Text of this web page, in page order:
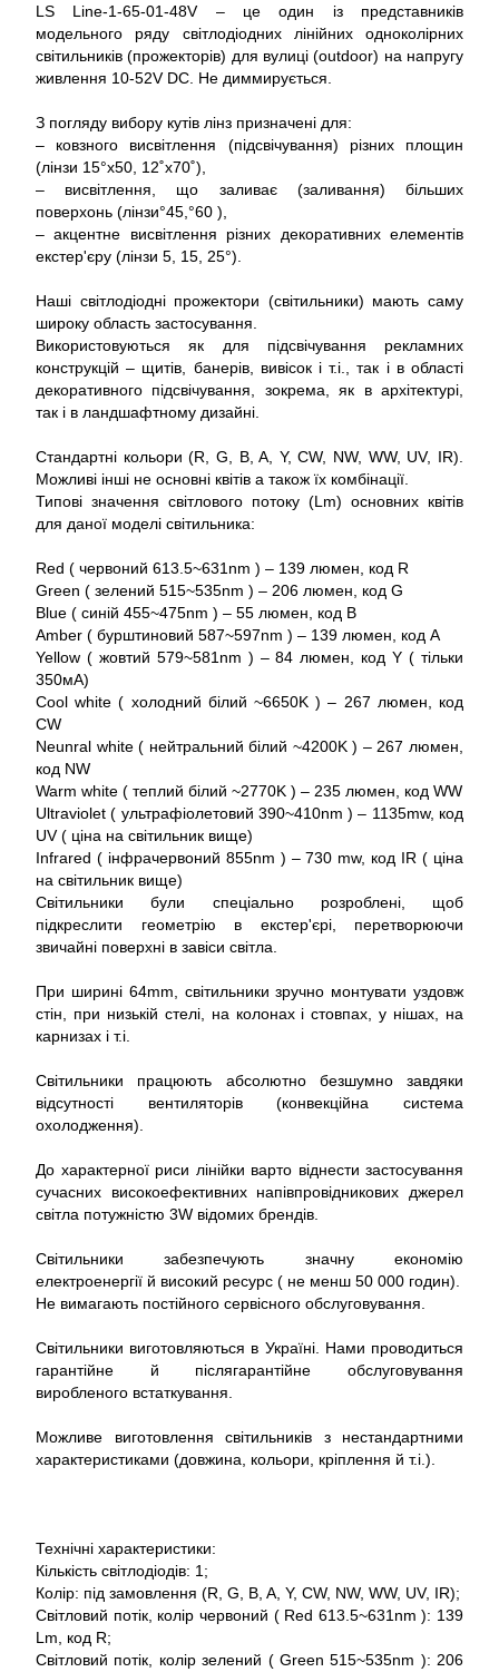
LS Line-1-65-01-48V – це один із представників
модельного ряду світлодіодних лінійних одноколірних
світильників (прожекторів) для вулиці (outdoor) на напругу
живлення 10-52V DC. Не диммирується.
З погляду вибору кутів лінз призначені для:
– ковзного висвітлення (підсвічування) різних площин
(лінзи 15°x50, 12˚x70˚),
– висвітлення, що заливає (заливання) більших
поверхонь (лінзи°45,°60 ),
– акцентне висвітлення різних декоративних елементів
екстер'єру (лінзи 5, 15, 25°).
Наші світлодіодні прожектори (світильники) мають саму
широку область застосування.
Використовуються як для підсвічування рекламних
конструкцій – щитів, банерів, вивісок і т.і., так і в області
декоративного підсвічування, зокрема, як в архітектурі,
так і в ландшафтному дизайні.
Стандартні кольори (R, G, B, A, Y, CW, NW, WW, UV, IR).
Можливі інші не основні квітів а також їх комбінації.
Типові значення світлового потоку (Lm) основних квітів
для даної моделі світильника:
Red ( червоний 613.5~631nm ) – 139 люмен, код R
Green ( зелений 515~535nm ) – 206 люмен, код G
Blue ( синій 455~475nm ) – 55 люмен, код B
Amber ( бурштиновий 587~597nm ) – 139 люмен, код A
Yellow ( жовтий 579~581nm ) – 84 люмен, код Y ( тільки
350мА)
Cool white ( холодний білий ~6650K ) – 267 люмен, код
CW
Neunral white ( нейтральний білий ~4200K ) – 267 люмен,
код NW
Warm white ( теплий білий ~2770K ) – 235 люмен, код WW
Ultraviolet ( ультрафіолетовий 390~410nm ) – 1135mw, код
UV ( ціна на світильник вище)
Infrared ( інфрачервоний 855nm ) – 730 mw, код IR ( ціна
на світильник вище)
Світильники були спеціально розроблені, щоб
підкреслити геометрію в екстер'єрі, перетворюючи
звичайні поверхні в завіси світла.
При ширині 64mm, світильники зручно монтувати уздовж
стін, при низькій стелі, на колонах і стовпах, у нішах, на
карнизах і т.і.
Світильники працюють абсолютно безшумно завдяки
відсутності вентиляторів (конвекційна система
охолодження).
До характерної риси лінійки варто віднести застосування
сучасних високоефективних напівпровідникових джерел
світла потужністю 3W відомих брендів.
Світильники забезпечують значну економію
електроенергії й високий ресурс ( не менш 50 000 годин).
Не вимагають постійного сервісного обслуговування.
Світильники виготовляються в Україні. Нами проводиться
гарантійне й післягарантійне обслуговування
виробленого встаткування.
Можливе виготовлення світильників з нестандартними
характеристиками (довжина, кольори, кріплення й т.і.).
Технічні характеристики:
Кількість світлодіодів: 1;
Колір: під замовлення (R, G, B, A, Y, CW, NW, WW, UV, IR);
Світловий потік, колір червоний ( Red 613.5~631nm ): 139
Lm, код R;
Світловий потік, колір зелений ( Green 515~535nm ): 206